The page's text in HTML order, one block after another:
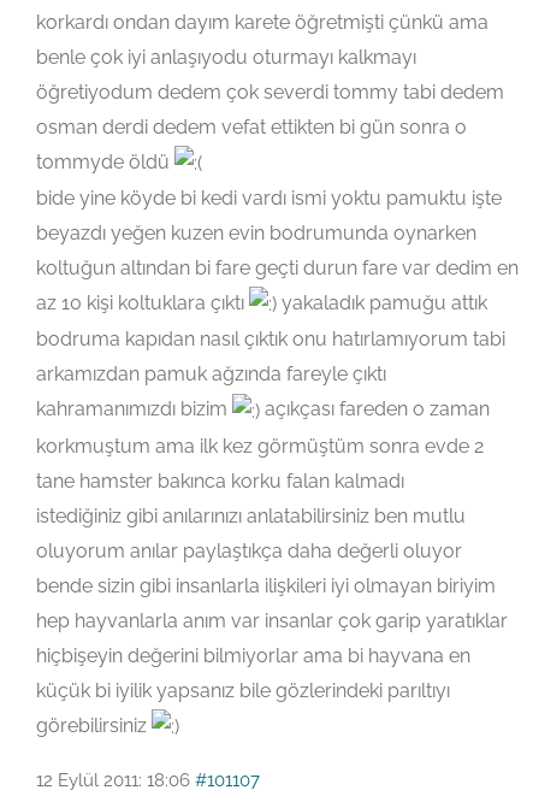
korkardı ondan dayım karete öğretmişti çünkü ama
benle çok iyi anlaşıyodu oturmayı kalkmayı
öğretiyodum dedem çok severdi tommy tabi dedem
osman derdi dedem vefat ettikten bi gün sonra o
tommyde öldü
bide yine köyde bi kedi vardı ismi yoktu pamuktu işte
beyazdı yeğen kuzen evin bodrumunda oynarken
koltuğun altından bi fare geçti durun fare var dedim en
az 10 kişi koltuklara çıktı
yakaladık pamuğu attık
bodruma kapıdan nasıl çıktık onu hatırlamıyorum tabi
arkamızdan pamuk ağzında fareyle çıktı
kahramanımızdı bizim
açıkçası fareden o zaman
korkmuştum ama ilk kez görmüştüm sonra evde 2
tane hamster bakınca korku falan kalmadı
istediğiniz gibi anılarınızı anlatabilirsiniz ben mutlu
oluyorum anılar paylaştıkça daha değerli oluyor
bende sizin gibi insanlarla ilişkileri iyi olmayan biriyim
hep hayvanlarla anım var insanlar çok garip yaratıklar
hiçbişeyin değerini bilmiyorlar ama bi hayvana en
küçük bi iyilik yapsanız bile gözlerindeki parıltıyı
görebilirsiniz
12 Eylül 2011: 18:06 #101107